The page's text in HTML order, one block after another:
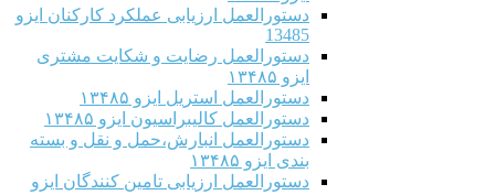
دستورالعمل ارزیابی عملکرد کارکنان ایزو
13485
دستورالعمل رضایت و شکایت مشتری
ایزو ۱۳۴۸۵
دستورالعمل استریل ایزو ۱۳۴۸۵
دستورالعمل کالیبراسیون ایزو ۱۳۴۸۵
دستورالعمل انبارش،حمل و نقل و بسته
بندی ایزو ۱۳۴۸۵
دستورالعمل ارزیابی تامین کنندگان ایزو